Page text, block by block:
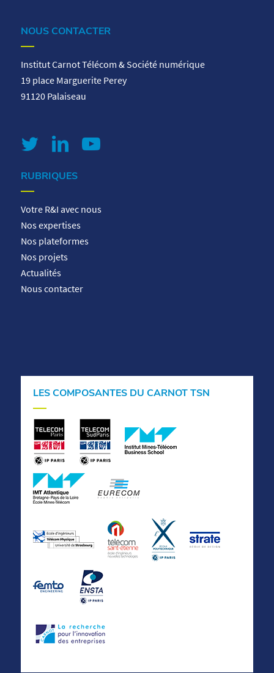
NOUS CONTACTER
Institut Carnot Télécom & Société numérique
19 place Marguerite Perey
91120 Palaiseau
RUBRIQUES
Votre R&I avec nous
Nos expertises
Nos plateformes
Nos projets
Actualités
Nous contacter
LES COMPOSANTES DU CARNOT TSN